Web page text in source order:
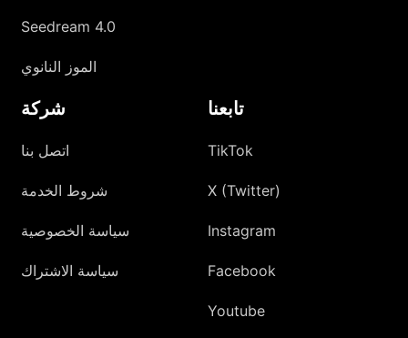
Seedream 4.0
الموز النانوي
شركة
اتصل بنا
شروط الخدمة
سياسة الخصوصية
سياسة الاشتراك
تابعنا
TikTok
X (Twitter)
Instagram
Facebook
Youtube